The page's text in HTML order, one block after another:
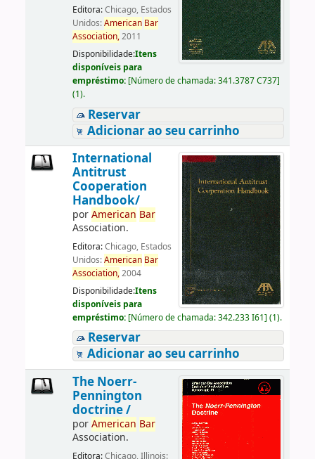
Editora:Chicago, Estados
Unidos:American Bar
Association,2011
Disponibilidade:Itens
disponíveis para
empréstimo: [Número de chamada:341.3787 C737]
(1).
Reservar
Adicionar ao seu carrinho
International
Antitrust
Cooperation
Handbook/
porAmerican Bar
Association.
Editora:Chicago, Estados
Unidos:American Bar
Association,2004
Disponibilidade:Itens
disponíveis para
empréstimo: [Número de chamada:342.233 I61] (1).
Reservar
Adicionar ao seu carrinho
The Noerr-
Pennington
doctrine /
porAmerican Bar
Association.
Editora:Chicago, Illinois: